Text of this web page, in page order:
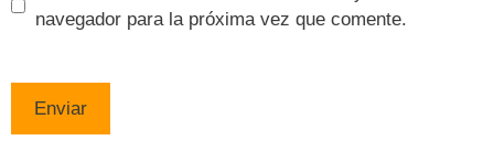
navegador para la próxima vez que comente.